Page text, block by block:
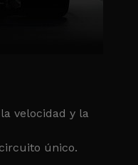
velocidad y la
único.